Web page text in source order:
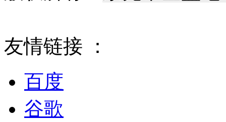
友情链接 ：
百度
谷歌